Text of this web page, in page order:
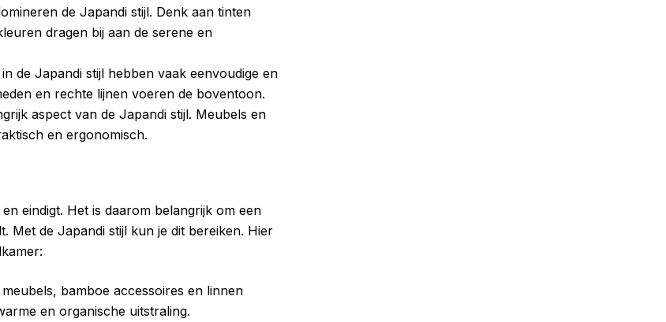
de Japandi stijl. Denk aan tinten
dragen bij aan de serene en
de Japandi stijl hebben vaak eenvoudige en
en rechte lijnen voeren de boventoon.
aspect van de Japandi stijl. Meubels en
en ergonomisch.
eindigt. Het is daarom belangrijk om een
Met de Japandi stijl kun je dit bereiken. Hier
bamboe accessoires en linnen
en organische uitstraling.